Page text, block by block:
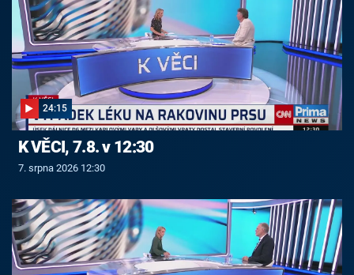
24:15
K VĚCI, 7.8. v 12:30
7. srpna 2026 12:30